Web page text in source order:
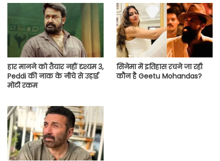
हार मानने को तैयार नहीं दृश्यम 3,
Peddi की नाक के नीचे से उड़ाई
मोटी रकम
सिनेमा में इतिहास रचने जा रही
कौन है Geetu Mohandas?